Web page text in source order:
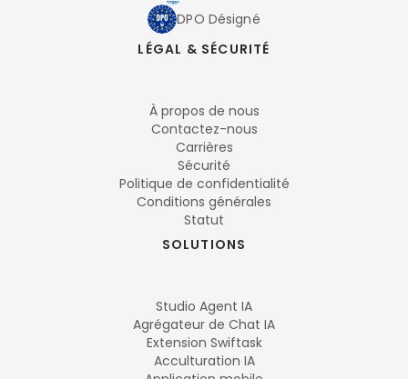
DPO Désigné
LÉGAL & SÉCURITÉ
À propos de nous
Contactez-nous
Carrières
Sécurité
Politique de confidentialité
Conditions générales
Statut
SOLUTIONS
Studio Agent IA
Agrégateur de Chat IA
Extension Swiftask
Acculturation IA